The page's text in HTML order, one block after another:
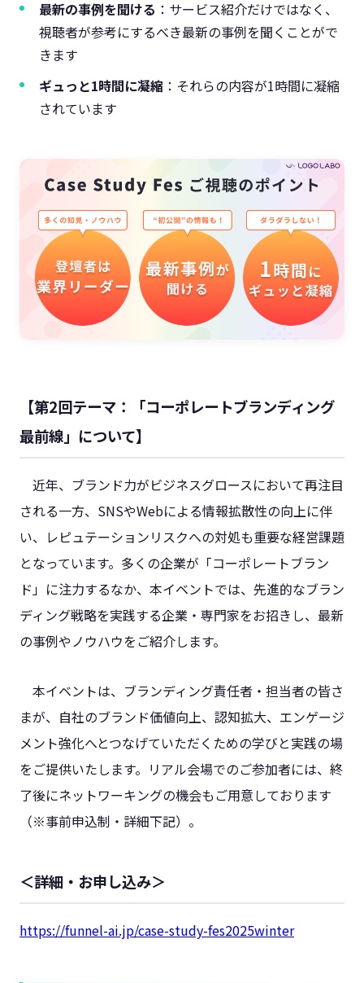
最新の事例を聞ける ：サービス紹介だけではなく、
視聴者が参考にするべき最新の事例を聞くことがで
きます
ギュっと1時間に凝縮 ：それらの内容が1時間に凝縮
されています
【第2回テーマ：「コーポレートブランディング
最前線」について】
近年、ブランド力がビジネスグロースにおいて再注目
される一方、SNSやWebによる情報拡散性の向上に伴
い、レピュテーションリスクへの対処も重要な経営課題
となっています。多くの企業が「コーポレートブラン
ド」に注力するなか、本イベントでは、先進的なブラン
ディング戦略を実践する企業・専門家をお招きし、最新
の事例やノウハウをご紹介します。
本イベントは、ブランディング責任者・担当者の皆さ
まが、自社のブランド価値向上、認知拡大、エンゲージ
メント強化へとつなげていただくための学びと実践の場
をご提供いたします。リアル会場でのご参加者には、終
了後にネットワーキングの機会もご用意しております
（※事前申込制・詳細下記）。
＜詳細・お申し込み＞
https://funnel-ai.jp/case-study-fes2025winter